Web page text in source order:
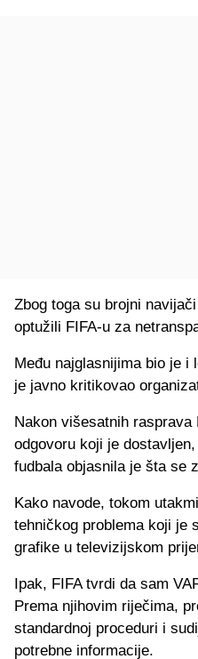
Zbog toga su brojni
optužili FIFA-u za
Među najglasnijima bio je i
je javno kritikovao
Nakon višesatnih rasprava
odgovoru koji je
fudbala objasnila je šta se
Kako navode, tokom
tehničkog problema koji je
grafike u televizijskom
Ipak, FIFA tvrdi da sam
Prema njihovim riječima,
standardnoj proceduri i
potrebne informacije.